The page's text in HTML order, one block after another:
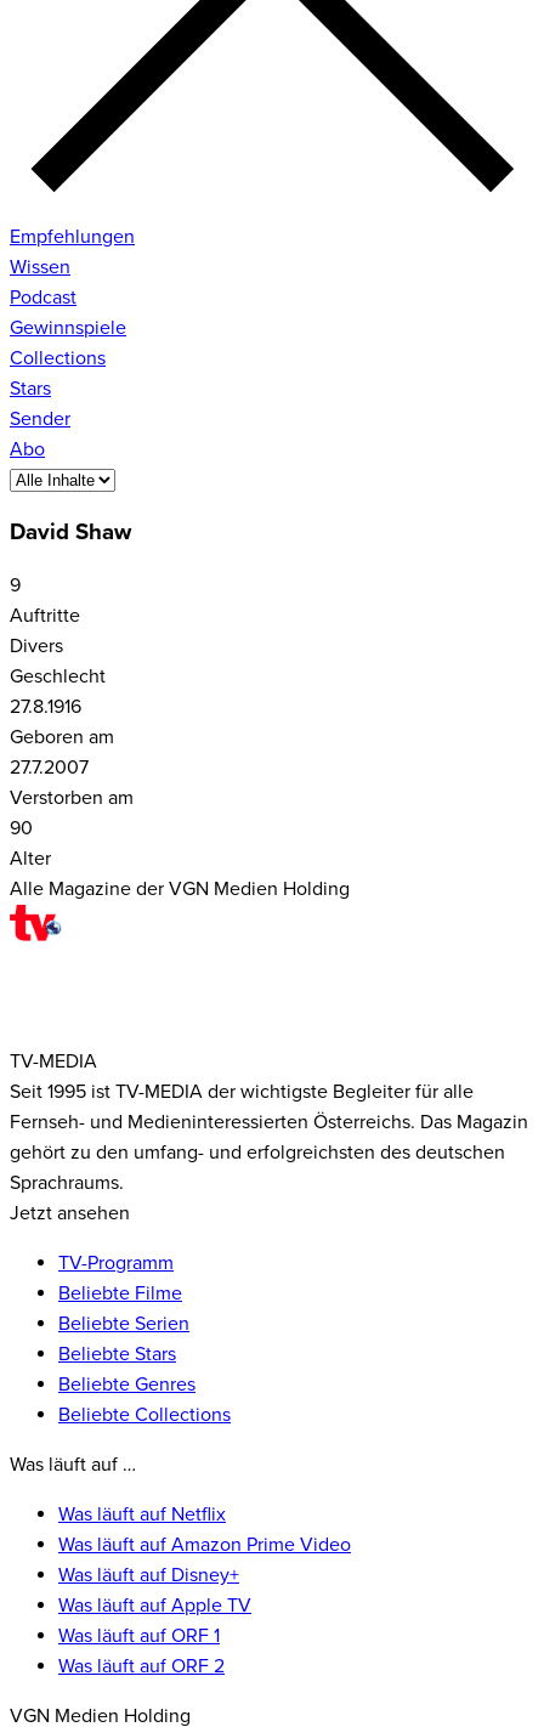
Empfehlungen
Wissen
Podcast
Gewinnspiele
Collections
Stars
Sender
Abo
David Shaw
9
Auftritte
Divers
Geschlecht
27.8.1916
Geboren am
27.7.2007
Verstorben am
90
Alter
Alle Magazine der VGN Medien Holding
TV-MEDIA
Seit 1995 ist TV-MEDIA der wichtigste Begleiter für alle
Fernseh- und Medieninteressierten Österreichs. Das Magazin
gehört zu den umfang- und erfolgreichsten des deutschen
Sprachraums.
Jetzt ansehen
TV-Programm
Beliebte Filme
Beliebte Serien
Beliebte Stars
Beliebte Genres
Beliebte Collections
Was läuft auf …
Was läuft auf Netflix
Was läuft auf Amazon Prime Video
Was läuft auf Disney+
Was läuft auf Apple TV
Was läuft auf ORF 1
Was läuft auf ORF 2
VGN Medien Holding